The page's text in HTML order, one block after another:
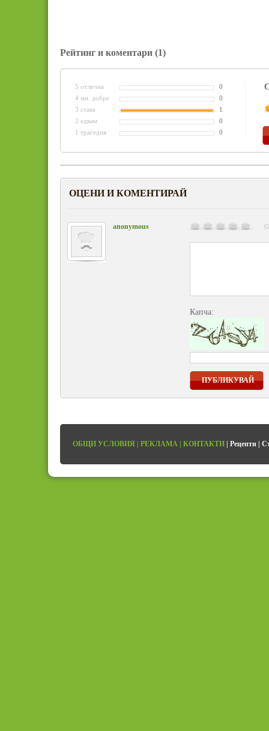
Рейтинг и коментари (1)
5 отлична
0
4 мн. добре
0
3 става
1
2 едвам
0
1 трагедия
0
ОЦЕНИ И КОМЕНТИРАЙ
anonymous
Капча:
ПУБЛИКУВАЙ
ОБЩИ УСЛОВИЯ | РЕКЛАМА | КОНТАКТИ | Рецепти |